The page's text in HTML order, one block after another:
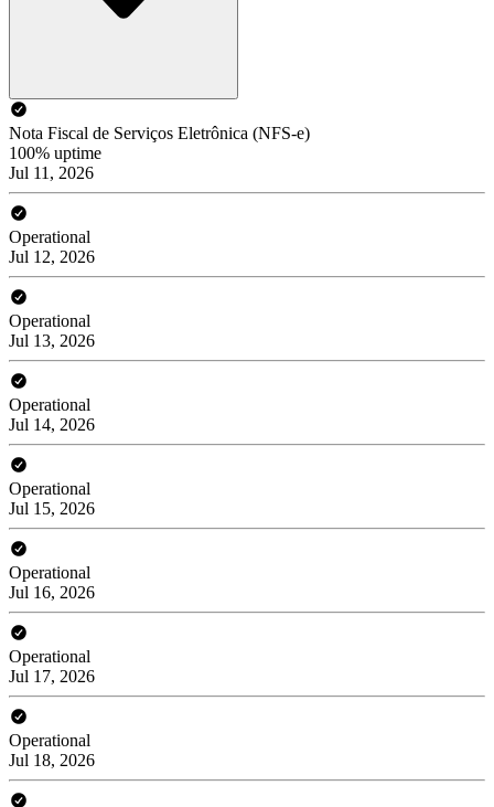
Nota Fiscal de Serviços Eletrônica (NFS-e)
100% uptime
Jul 11, 2026
Operational
Jul 12, 2026
Operational
Jul 13, 2026
Operational
Jul 14, 2026
Operational
Jul 15, 2026
Operational
Jul 16, 2026
Operational
Jul 17, 2026
Operational
Jul 18, 2026